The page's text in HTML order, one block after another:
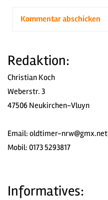
Redaktion:
Christian Koch
Weberstr. 3
47506 Neukirchen-Vluyn
Email: oldtimer-nrw@gmx.net
Mobil: 0173 5293817
Informatives: